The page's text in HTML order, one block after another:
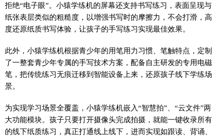
拒绝“电子眼”。小猿学练机的屏幕还支持书写练习，表面呈现与
纸张表层类似的粗糙度，以增强书写时的摩擦力，不会打滑，高
度还原纸质书写体验，让孩子的手写练习实现最佳效果。
此外，小猿学练机根据青少年的用笔用力习惯、笔触特点，定制
了一整套青少年专属的手写技术方案，配备自主研发的专用电磁
笔，把传统练习无痕迁移到智能设备上来，还原孩子线下学练场
景。
为实现学习场景全覆盖，小猿学练机嵌入“智慧拍”、“云文件”两
大功能模块。孩子只要打开摄像头完成拍摄，就能一键收录所有
的线下纸质练习，真正打通线上线下，进而实现如跟读、背诵、